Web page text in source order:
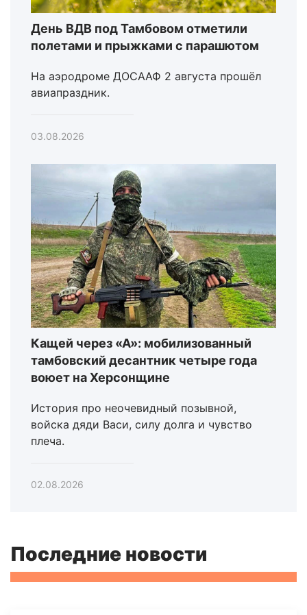
День ВДВ под Тамбовом отметили
полетами и прыжками с парашютом
На аэродроме ДОСААФ 2 августа прошёл
авиапраздник.
03.08.2026
Кащей через «А»: мобилизованный
тамбовский десантник четыре года
воюет на Херсонщине
История про неочевидный позывной,
войска дяди Васи, силу долга и чувство
плеча.
02.08.2026
Последние новости